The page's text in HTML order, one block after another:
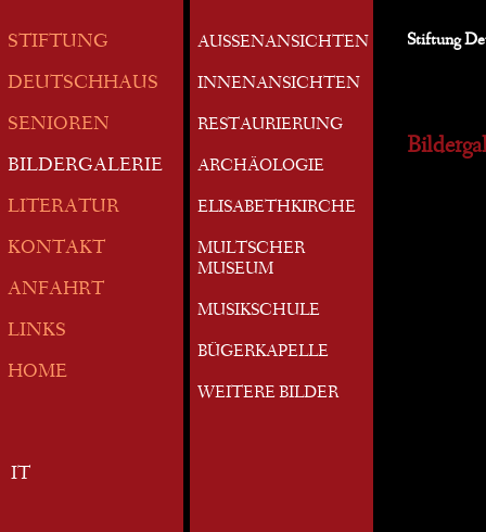
STIFTUNG
DEUTSCHHAUS
SENIOREN
BILDERGALERIE
LITERATUR
KONTAKT
ANFAHRT
LINKS
HOME
IT
AUSSENANSICHTEN
INNENANSICHTEN
RESTAURIERUNG
ARCHÄOLOGIE
ELISABETHKIRCHE
MULTSCHER
MUSEUM
MUSIKSCHULE
BÜGERKAPELLE
WEITERE BILDER
Stiftung